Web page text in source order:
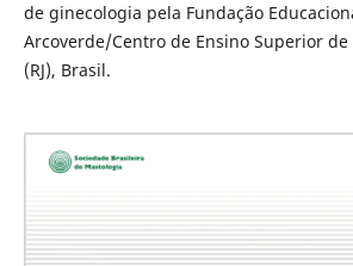
de ginecologia pela Fundação
Arcoverde/Centro de Ensino Superior de
(RJ), Brasil.